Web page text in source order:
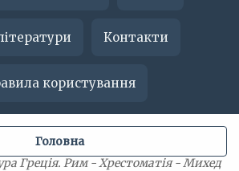
Контакти
користування
Греція. Рим - Хрестоматія - Михед
Головна